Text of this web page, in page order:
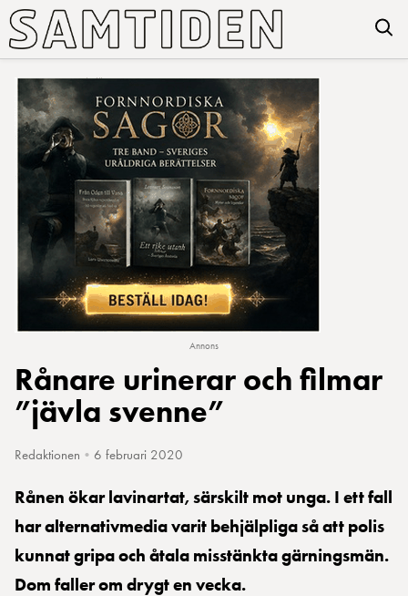
Annons
Rånare urinerar och filmar
”jävla svenne”
Redaktionen • 6 februari 2020
Rånen ökar lavinartat, särskilt mot unga. I ett fall
har alternativmedia varit behjälpliga så att polis
kunnat gripa och åtala misstänkta gärningsmän.
Dom faller om drygt en vecka.